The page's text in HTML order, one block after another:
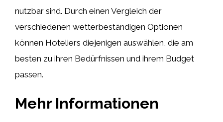
nutzbar sind. Durch einen Vergleich der
verschiedenen wetterbeständigen Optionen
können Hoteliers diejenigen auswählen, die am
besten zu ihren Bedürfnissen und ihrem Budget
passen.
Mehr Informationen